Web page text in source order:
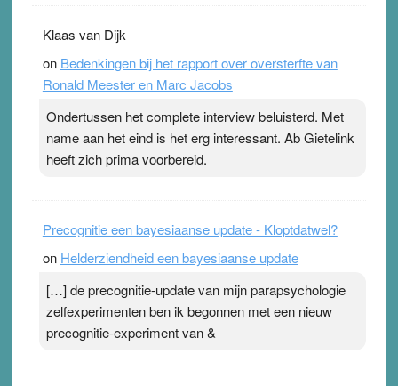
Klaas van Dijk
on Bedenkingen bij het rapport over oversterfte van
Ronald Meester en Marc Jacobs
Ondertussen het complete interview beluisterd. Met
name aan het eind is het erg interessant. Ab Gietelink
heeft zich prima voorbereid.
Precognitie een bayesiaanse update - Kloptdatwel?
on Helderziendheid een bayesiaanse update
[…] de precognitie-update van mijn parapsychologie
zelfexperimenten ben ik begonnen met een nieuw
precognitie-experiment van &